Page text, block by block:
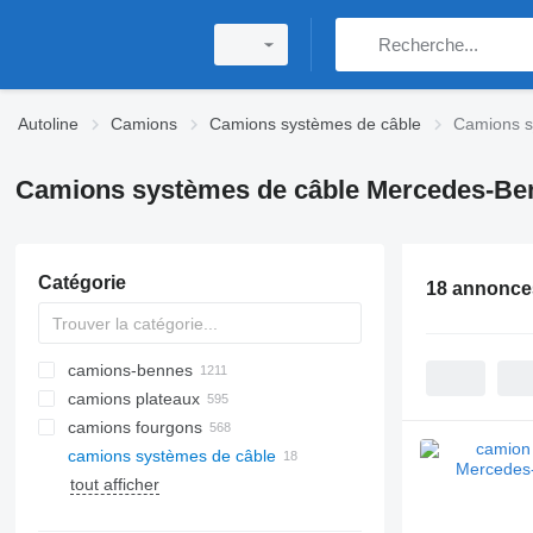
Autoline Camions Camions systèmes de câble Camions
Camions systèmes de câble Mercedes-
Catégorie
camions-bennes
camions plateaux
camions fourgons
camions systèmes de câble
tout afficher
18